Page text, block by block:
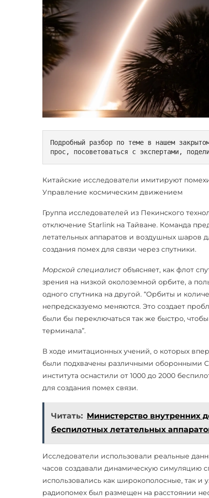
Подробный разбор по теме в нашем
прос, посоветоваться с экспертами,
Китайские исследователи имитируют
Управление космическим движением
Группа исследователей из Пекинского
отключение Starlink на Тайване. Команда
летательных аппаратов и воздушных шаров
создания помех для связи через спутники.
Морской специалист объясняет, как флот
зрения на низкой околоземной орбите, а
одного спутника на другой. “Орбиты и
непредсказуемо меняются. Это создает
были бы переключаться так же быстро,
терминала”.
В ходе имитационных учений, о которых
были подхвачены различными оборонными
института оснастили от 1000 до 2000
для создания помех связи.
Читать: Министерство внутренних
беспилотных летательных
Исследователи использовали реальные
часов создавали динамическую симуляцию
использовались как широкополосные, так
радиопомех был размещен на расстоянии